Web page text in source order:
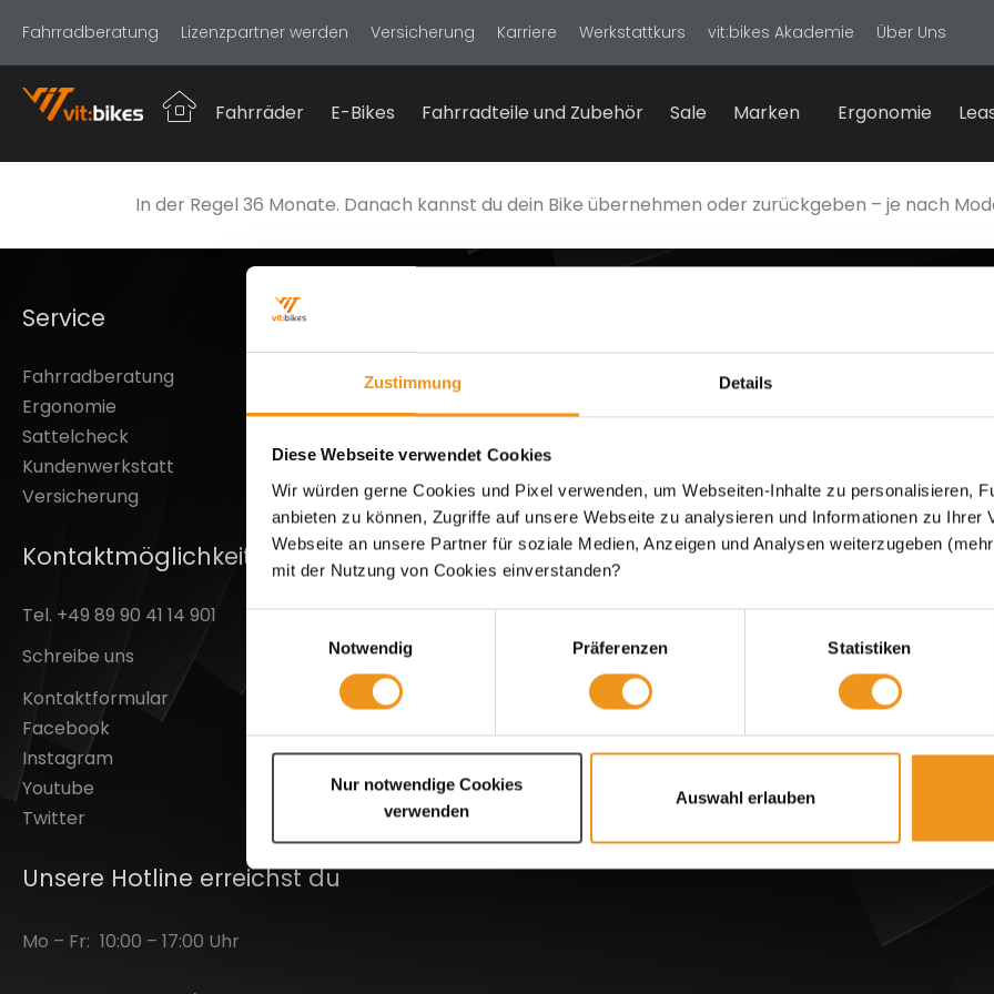
Zustimmung Details
Diese Webseite verwendet Cookies
Wir würden gerne Cookies und Pixel verwenden, um Webseiten-Inhalte zu personalisieren,
anbieten zu können, Zugriffe auf unsere Webseite zu analysieren und Informationen zu Ihrer
Webseite an unsere Partner für soziale Medien, Anzeigen und Analysen weiterzugeben
mit der Nutzung von Cookies einverstanden?
Notwendig
Präferenzen Statistiken
Nur notwendige Cookies
verwenden
Auswahl erlauben
Fahrradberatung Lizenzpartner werden Versicherung Karriere Werkstattkurs vit:bikes Akademie Über Uns
Fahrräder E-Bikes Fahrradteile und Zubehör Sale Marken Ergonomie
In der Regel 36 Monate. Danach kannst du dein Bike übernehmen oder zurückgeben – je nach
Service
Fahrradberatung
Ergonomie
Sattelcheck
Kundenwerkstatt
Versicherung
Kontaktmöglichkeiten / Hotline
Tel. +49 89 90 41 14 901
Schreibe uns
Kontaktformular
Facebook
Instagram
Youtube
Twitter
Unsere Hotline erreichst du
Mo – Fr: 10:00 – 17:00 Uhr
Über Uns
Widerrufsrecht
Leasing
Lizenz
Datenschutz
Cookie Einstellungen
Barrierefreiheit
Versand